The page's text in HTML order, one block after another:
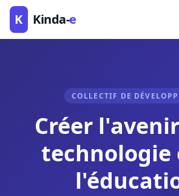
K Kinda-e
COLLECTIF DE
Créer
technologie